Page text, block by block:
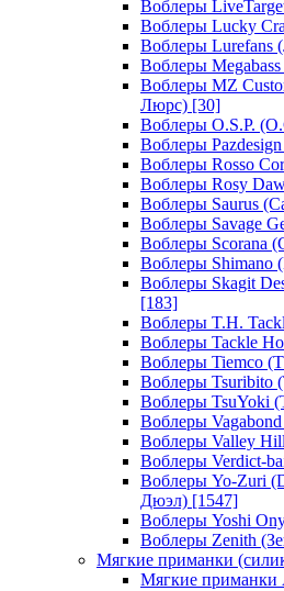
Воблеры
Воблеры Lucky
Воблеры Lurefans
Воблеры
Воблеры MZ
Люрс) [30]
Воблеры O.S.P.
Воблеры
Воблеры Rosso
Воблеры Rosy
Воблеры Saurus
Воблеры Savage
Воблеры Scorana
Воблеры
Воблеры Skagit
[183]
Воблеры T.H.
Воблеры Tackle
Воблеры Tiemco
Воблеры Tsuribito
Воблеры TsuYoki
Воблеры
Воблеры Valley
Воблеры Verdict-
Воблеры Yo-Zuri
Дюэл) [1547]
Воблеры Yoshi
Воблеры Zenith
Мягкие приманки
Мягкие